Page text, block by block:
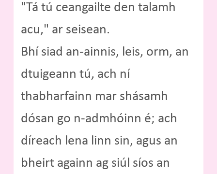
"Tá tú ceangailte den talamh
acu," ar seisean.
Bhí siad an-ainnis, leis, orm, an
dtuigeann tú, ach ní
thabharfainn mar shásamh
dósan go n-admhóinn é; ach
díreach lena linn sin, agus an
bheirt againn ag siúl síos an